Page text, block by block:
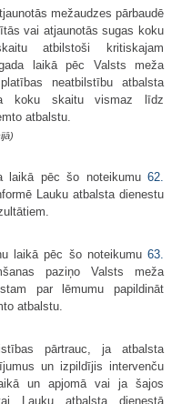
mežaudzes pārbaudē
vai atjaunotās sugas koku
atbilstoši kritiskajam
laikā pēc Valsts meža
neatbilstību atbalsta
koku skaitu vismaz līdz
atbalstu.
laikā pēc šo noteikumu 62.
Lauku atbalsta dienestu
laikā pēc šo noteikumu 63.
paziņo Valsts meža
par lēmumu papildināt
atbalstu.
pārtrauc, ja atbalsta
un izpildījis intervenču
un apjomā vai ja šajos
Lauku atbalsta dienestā